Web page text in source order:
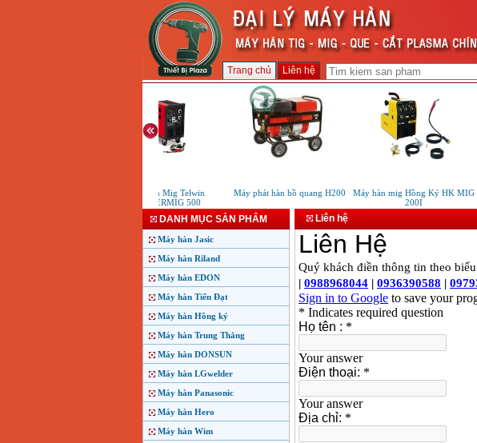
Trang chủ Liên hệ
Máy hàn Mig Telwin
MASTERMIG 500
Máy phát hàn hồ quang H200
Máy hàn mig Hồng Ký HK MIG
200I
DANH MỤC SẢN PHẨM
Máy hàn Jasic
Máy hàn Riland
Máy hàn EDON
Máy hàn Tiến Đạt
Máy hàn Hồng ký
Máy hàn Trung Thắng
Máy hàn DONSUN
Máy hàn LGwelder
Máy hàn Panasonic
Máy hàn Hero
Máy hàn Wim
Liên hệ